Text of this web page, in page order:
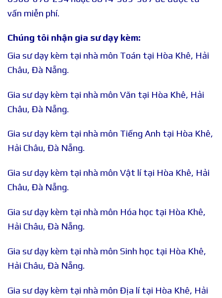
vấn miễn phí.
Chúng tôi nhận gia sư dạy kèm:
Gia sư dạy kèm tại nhà môn Toán tại Hòa Khê, Hải
Châu, Đà Nẵng.
Gia sư dạy kèm tại nhà môn Văn tại Hòa Khê, Hải
Châu, Đà Nẵng.
Gia sư dạy kèm tại nhà môn Tiếng Anh tại Hòa Khê,
Hải Châu, Đà Nẵng.
Gia sư dạy kèm tại nhà môn Vật lí tại Hòa Khê, Hải
Châu, Đà Nẵng.
Gia sư dạy kèm tại nhà môn Hóa học tại Hòa Khê,
Hải Châu, Đà Nẵng.
Gia sư dạy kèm tại nhà môn Sinh học tại Hòa Khê,
Hải Châu, Đà Nẵng.
Gia sư dạy kèm tại nhà môn Địa lí tại Hòa Khê, Hải